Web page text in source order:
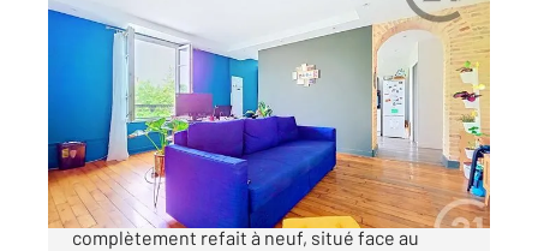
TROYES 10
60 m2, 2 pièces
Ref : 72112
Appartement F2 à vendre
121 000 €
Découvrez ce magnifique appartement
complètement refait à neuf, situé face au